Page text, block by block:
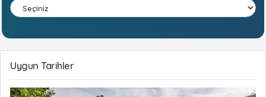
Uygun Tarihler